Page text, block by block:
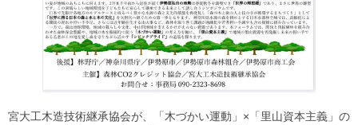
宮大工木造技術継承協会が、「木づかい運動」×「里山資本主義」の